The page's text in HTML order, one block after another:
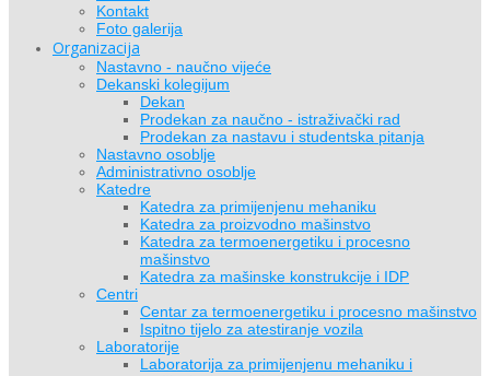
Kontakt
Foto galerija
Organizacija
Nastavno - naučno vijeće
Dekanski kolegijum
Dekan
Prodekan za naučno - istraživački rad
Prodekan za nastavu i studentska pitanja
Nastavno osoblje
Administrativno osoblje
Katedre
Katedra za primijenjenu mehaniku
Katedra za proizvodno mašinstvo
Katedra za termoenergetiku i procesno
mašinstvo
Katedra za mašinske konstrukcije i IDP
Centri
Centar za termoenergetiku i procesno mašinstvo
Ispitno tijelo za atestiranje vozila
Laboratorije
Laboratorija za primijenjenu mehaniku i